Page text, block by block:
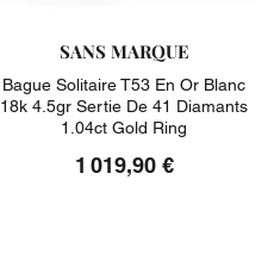
SANS MARQUE
Bague Solitaire T53 En Or Blanc
18k 4.5gr Sertie De 41 Diamants
1.04ct Gold Ring
1 019,90 €